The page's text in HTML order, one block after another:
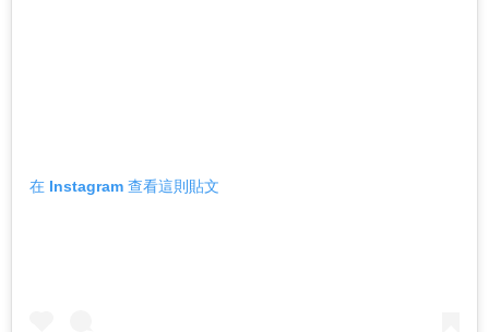
在 Instagram 查看這則貼文